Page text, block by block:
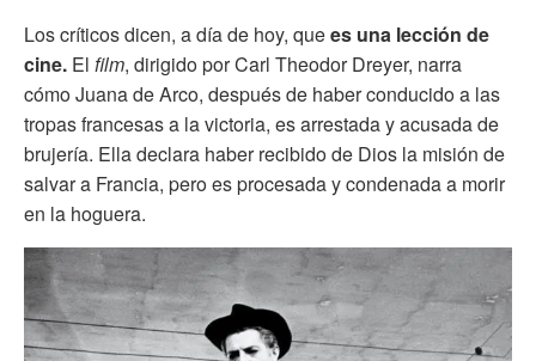
Los críticos dicen, a día de hoy, quees una lección de
cine. El film, dirigido por Carl Theodor Dreyer, narra
cómo Juana de Arco, después de haber conducido a las
tropas francesas a la victoria, es arrestada y acusada de
brujería. Ella declara haber recibido de Dios la misión de
salvar a Francia, pero es procesada y condenada a morir
en la hoguera.